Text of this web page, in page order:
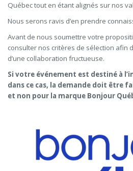
Québec tout en étant alignés sur nos
Nous serons ravis d’en prendre
Avant de nous soumettre votre
consulter nos critères de sélection afin
d’une collaboration fructueuse.
Si votre événement est destiné à
dans ce cas, la demande doit être
et non pour la marque Bonjour